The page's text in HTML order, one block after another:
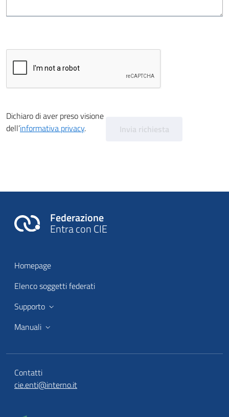
Dichiaro di aver preso visione
dell’informativa privacy. Invia richiesta
Federazione
Entra con CIE
Homepage
Elenco soggetti federati
Supporto
Manuali
Contatti
cie.enti@interno.it